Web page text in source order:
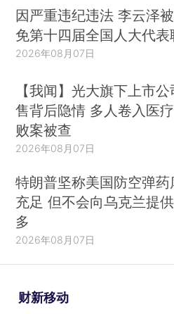
因严重违纪违法 李云泽
免第十四届全国人大代表
2026年08月07日
【我闻】光大旗下上市公
售背后隐情 多人卷入医
败案被查
2026年08月07日
特朗普坚称美国防空弹药
充足 但不会向乌克兰提
多
2026年08月07日
财新移动